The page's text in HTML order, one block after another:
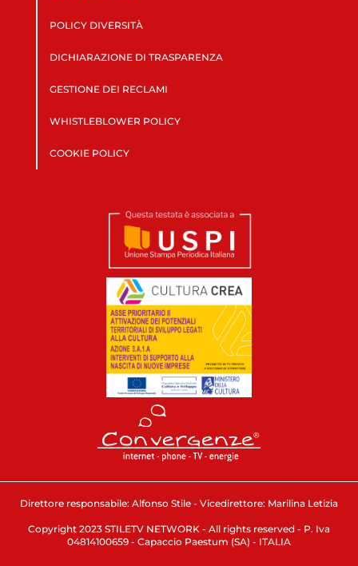
POLICY DIVERSITÀ
DICHIARAZIONE DI TRASPARENZA
GESTIONE DEI RECLAMI
WHISTLEBLOWER POLICY
COOKIE POLICY
Direttore responsabile: Alfonso Stile - Vicedirettore: Marilina Letizia
Copyright 2023 STILETV NETWORK - All rights reserved - P. Iva
04814100659 - Capaccio Paestum (SA) - ITALIA